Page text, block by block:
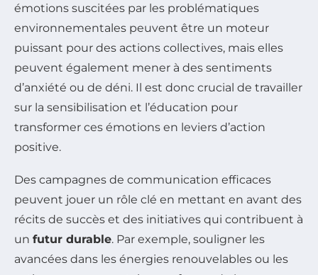
émotions suscitées par les problématiques
environnementales peuvent être un moteur
puissant pour des actions collectives, mais elles
peuvent également mener à des sentiments
d’anxiété ou de déni. Il est donc crucial de travailler
sur la sensibilisation et l’éducation pour
transformer ces émotions en leviers d’action
positive.
Des campagnes de communication efficaces
peuvent jouer un rôle clé en mettant en avant des
récits de succès et des initiatives qui contribuent à
un futur durable. Par exemple, souligner les
avancées dans les énergies renouvelables ou les